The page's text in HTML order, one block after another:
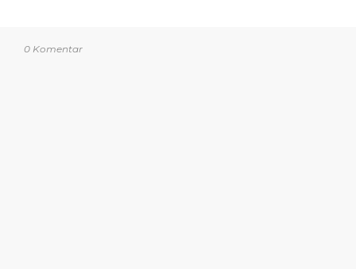
0 Komentar